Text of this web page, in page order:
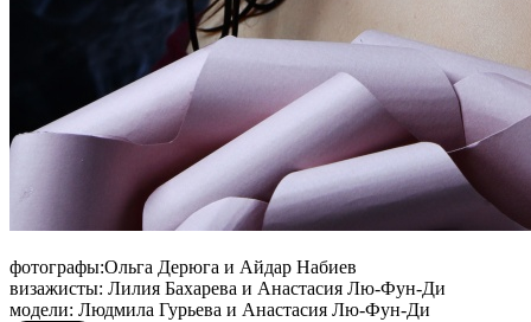
фотографы:Ольга Дерюга и Айдар Набиев
визажисты: Лилия Бахарева и Анастасия Лю-Фун-Ди
модели: Людмила Гурьева и Анастасия Лю-Фун-Ди